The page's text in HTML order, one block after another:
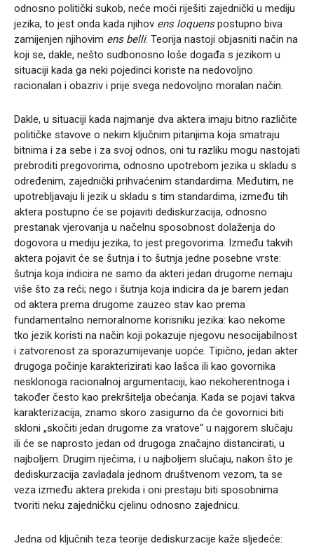
odnosno politički sukob, neće moći riješiti zajednički u mediju
jezika, to jest onda kada njihov ens loquenspostupno biva
zamijenjen njihovim ens belli. Teorija nastoji objasniti način na
koji se, dakle, nešto sudbonosno loše događa s jezikom u
situaciji kada ga neki pojedinci koriste na nedovoljno
racionalan i obazriv i prije svega nedovoljno moralan način.
Dakle, u situaciji kada najmanje dva aktera imaju bitno različite
političke stavove o nekim ključnim pitanjima koja smatraju
bitnima i za sebe i za svoj odnos, oni tu razliku mogu nastojati
prebroditi pregovorima, odnosno upotrebom jezika u skladu s
određenim, zajednički prihvaćenim standardima. Međutim, ne
upotrebljavaju li jezik u skladu s tim standardima, između tih
aktera postupno će se pojaviti dediskurzacija, odnosno
prestanak vjerovanja u načelnu sposobnost dolaženja do
dogovora u mediju jezika, to jest pregovorima. Između takvih
aktera pojavit će se šutnja i to šutnja jedne posebne vrste:
šutnja koja indicira ne samo da akteri jedan drugome nemaju
više što za reći; nego i šutnja koja indicira da je barem jedan
od aktera prema drugome zauzeo stav kao prema
fundamentalno nemoralnome korisniku jezika: kao nekome
tko jezik koristi na način koji pokazuje njegovu nesocijabilnost
i zatvorenost za sporazumijevanje uopće. Tipično, jedan akter
drugoga počinje karakterizirati kao lašca ili kao govornika
nesklonoga racionalnoj argumentaciji, kao nekoherentnoga i
također često kao prekršitelja obećanja. Kada se pojavi takva
karakterizacija, znamo skoro zasigurno da će govornici biti
skloni „skočiti jedan drugome za vratove“ u najgorem slučaju
ili će se naprosto jedan od drugoga značajno distancirati, u
najboljem. Drugim riječima, i u najboljem slučaju, nakon što je
dediskurzacija zavladala jednom društvenom vezom, ta se
veza između aktera prekida i oni prestaju biti sposobnima
tvoriti neku zajedničku cjelinu odnosno zajednicu.
Jedna od ključnih teza teorije dediskurzacije kaže sljedeće: